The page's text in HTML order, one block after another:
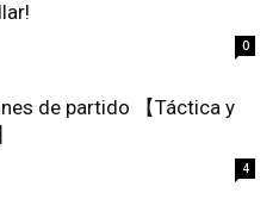
0
de partido 【Táctica y
4